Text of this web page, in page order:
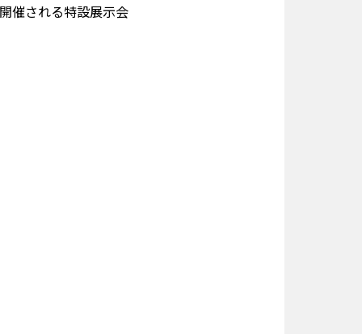
催される特設展示会